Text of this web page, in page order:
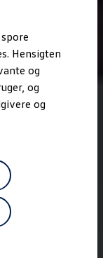
Hensigten
og
og
og
bilen
og radio
værksted til din